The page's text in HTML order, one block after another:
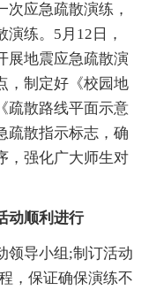
应急疏散演练，
练。5月12日，
展地震应急疏散演
，制定好《校园地
疏散路线平面示意
疏散指示标志，确
，强化广大师生对
动顺利进行
领导小组;制订活动
，保证确保演练不